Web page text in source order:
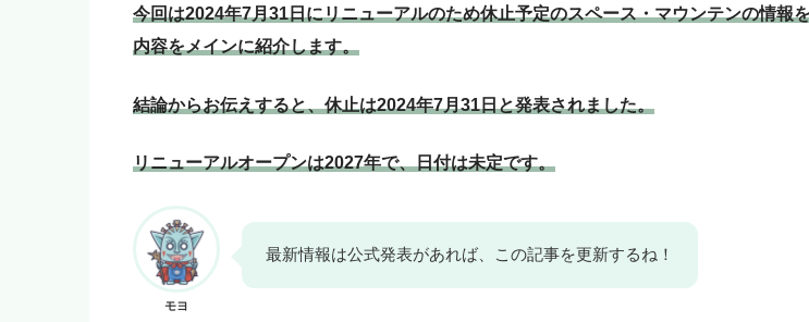
モヨ
このブログのリンクは広告を含んでいる場合があります。モヨのことを「
「モヨなんか応援しない！」という人はリンクを踏まずに検索して、お目
今回は2024年7月31日にリニューアルのため休止予定のスペース・マウンテンの情報
内容をメインに紹介します。
結論からお伝えすると、休止は2024年7月31日と発表されました。
リニューアルオープンは2027年で、日付は未定です。
モヨ
最新情報は公式発表があれば、この記事を更新するね！